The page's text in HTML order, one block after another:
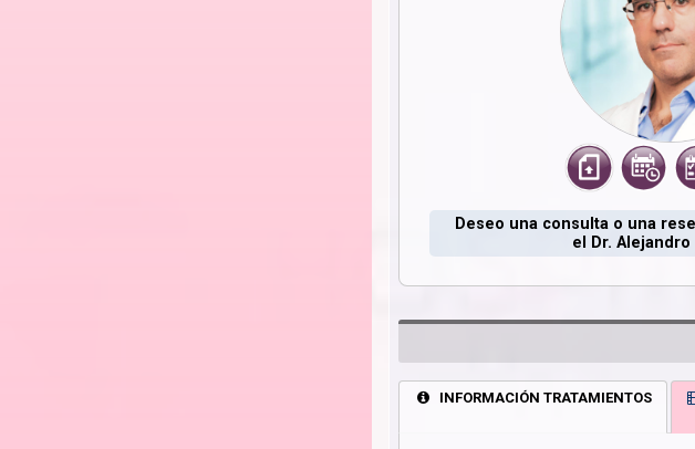
Deseo una consulta o una
el Dr.
INFORMACIÓN TRATAMIENTOS